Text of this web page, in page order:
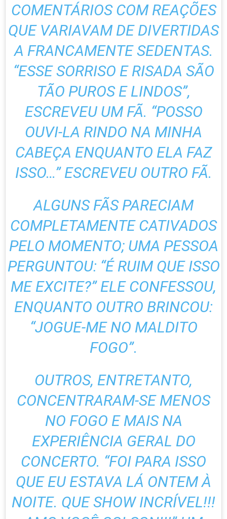
COMENTÁRIOS COM REAÇÕES
QUE VARIAVAM DE DIVERTIDAS
A FRANCAMENTE SEDENTAS.
“ESSE SORRISO E RISADA SÃO
TÃO PUROS E LINDOS”,
ESCREVEU UM FÃ. “POSSO
OUVI-LA RINDO NA MINHA
CABEÇA ENQUANTO ELA FAZ
ISSO…” ESCREVEU OUTRO FÃ.
ALGUNS FÃS PARECIAM
COMPLETAMENTE CATIVADOS
PELO MOMENTO; UMA PESSOA
PERGUNTOU: “É RUIM QUE ISSO
ME EXCITE?” ELE CONFESSOU,
ENQUANTO OUTRO BRINCOU:
“JOGUE-ME NO MALDITO
FOGO”.
OUTROS, ENTRETANTO,
CONCENTRARAM-SE MENOS
NO FOGO E MAIS NA
EXPERIÊNCIA GERAL DO
CONCERTO. “FOI PARA ISSO
QUE EU ESTAVA LÁ ONTEM À
NOITE. QUE SHOW INCRÍVEL!!!